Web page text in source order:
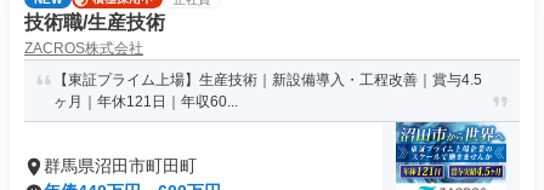
技術職/生産技術
ZACROS株式会社
【東証プライム上場】生産技術｜新設備導入・工程改善｜賞与4.5
ヶ月｜年休121日｜年収60...
群馬県沼田市町田町